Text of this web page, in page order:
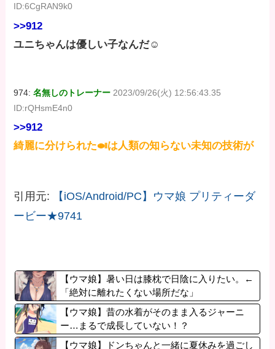
ID:6CgRAN9k0
>>912
ユニちゃんは優しい子なんだ☺
974:名無しのトレーナー 2023/09/26(火) 12:56:43.35
ID:rQHsmE4n0
>>912
綺麗に分けられた🍛は人類の知らない未知の技術が
引用元:
【iOS/Android/PC】ウマ娘 プリティーダ
ービー★9741
【ウマ娘】暑い日は膝枕で日陰に入りたい。←
「絶対に離れたくない場所だな」
【ウマ娘】昔の水着がそのまま入るジャーニ
ー…まるで成長していない！？
【ウマ娘】ドンちゃんと一緒に夏休みを過ごし